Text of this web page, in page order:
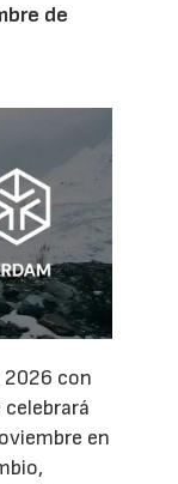
de
2026 con
en